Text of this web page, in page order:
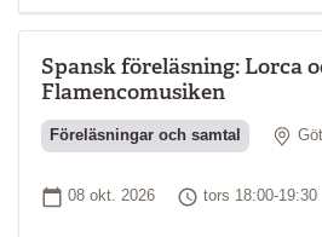
Spansk föreläsning: Lorca
Flamencomusiken
Föreläsningar och samtal
Startdatum
08 okt. 2026 Tid
tors 18:00-19:30